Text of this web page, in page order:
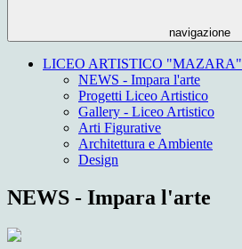
navigazione
LICEO ARTISTICO "MAZARA"
NEWS - Impara l'arte
Progetti Liceo Artistico
Gallery - Liceo Artistico
Arti Figurative
Architettura e Ambiente
Design
NEWS - Impara l'arte